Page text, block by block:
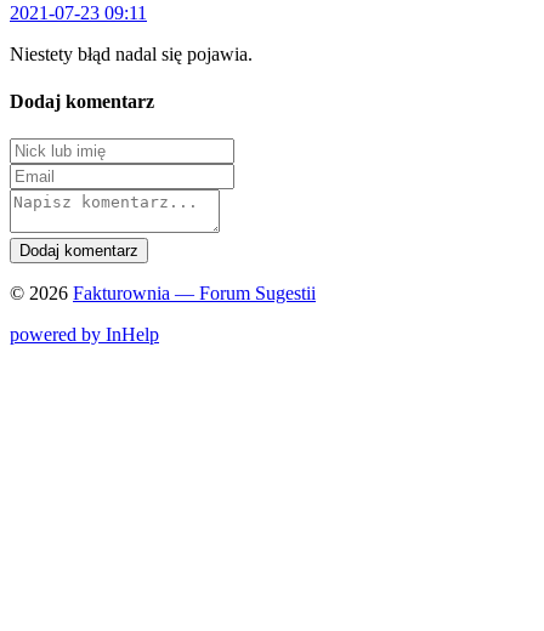
2021-07-23 09:11
Niestety błąd nadal się pojawia.
Dodaj komentarz
© 2026 Fakturownia — Forum Sugestii
powered by InHelp